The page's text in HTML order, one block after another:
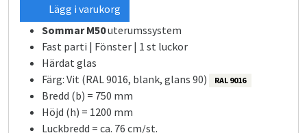
Lägg i varukorg
Sommar M50uterumssystem
Fast parti | Fönster | 1 st luckor
Härdat glas
Färg: Vit (RAL 9016, blank, glans 90)
RAL 9016
Bredd (b) = 750 mm
Höjd (h) = 1200 mm
Luckbredd = ca. 76 cm/st.